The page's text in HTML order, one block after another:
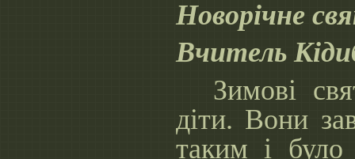
Новорічне
Вчитель
Зимові
діти. Вони
таким і було